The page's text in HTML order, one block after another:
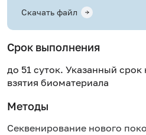
Скачать файл
Срок выполнения
до 51 суток. Указанный срок
взятия биоматериала
Методы
Секвенирование нового